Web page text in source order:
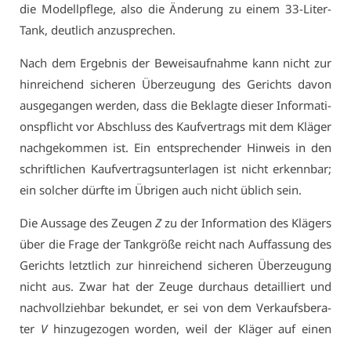
die Mo­dell­pfle­ge, al­so die Än­de­rung zu ei­nem 33-Li­ter-
Tank, deut­lich an­zu­spre­chen.
Nach dem Er­geb­nis der Be­weis­auf­nah­me kann nicht zur
hin­rei­chend si­che­ren Über­zeu­gung des Ge­richts da­von
aus­ge­gan­gen wer­den, dass die Be­klag­te die­ser In­for­ma­ti­
ons­pflicht vor Ab­schluss des Kauf­ver­trags mit dem Klä­ger
nach­ge­kom­men ist. Ein ent­spre­chen­der Hin­weis in den
schrift­li­chen Kauf­ver­trags­un­ter­la­gen ist nicht er­kenn­bar;
ein sol­cher dürf­te im Üb­ri­gen auch nicht üb­lich sein.
Die Aus­sa­ge des Zeu­gen Zzu der In­for­ma­ti­on des Klä­gers
über die Fra­ge der Tank­grö­ße reicht nach Auf­fas­sung des
Ge­richts letzt­lich zur hin­rei­chend si­che­ren Über­zeu­gung
nicht aus. Zwar hat der Zeu­ge durch­aus de­tail­liert und
nach­voll­zieh­bar be­kun­det, er sei von dem Ver­kaufs­be­ra­
ter Vhin­zu­ge­zo­gen wor­den, weil der Klä­ger auf ei­nen